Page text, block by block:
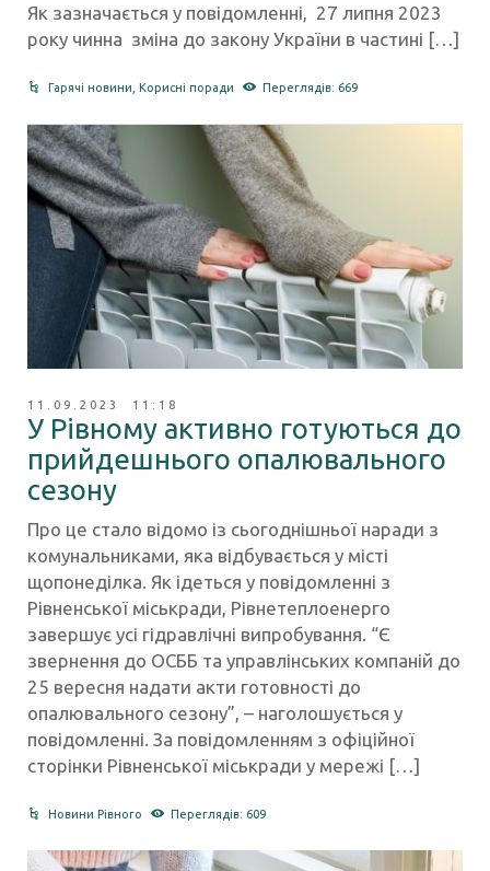
Як зазначається у повідомленні, 27 липня 2023
року чинна зміна до закону України в частині […]
Гарячі новини ,Корисні поради Переглядів: 669
11.09.2023 11:18
У Рівному активно готуються до
прийдешнього опалювального
сезону
Про це стало відомо із сьогоднішньої наради з
комунальниками, яка відбувається у місті
щопонеділка. Як ідеться у повідомленні з
Рівненської міськради, Рівнетеплоенерго
завершує усі гідравлічні випробування. “Є
звернення до ОСББ та управлінських компаній до
25 вересня надати акти готовності до
опалювального сезону”, – наголошується у
повідомленні. За повідомленням з офіційної
сторінки Рівненської міськради у мережі […]
Новини Рівного Переглядів: 609